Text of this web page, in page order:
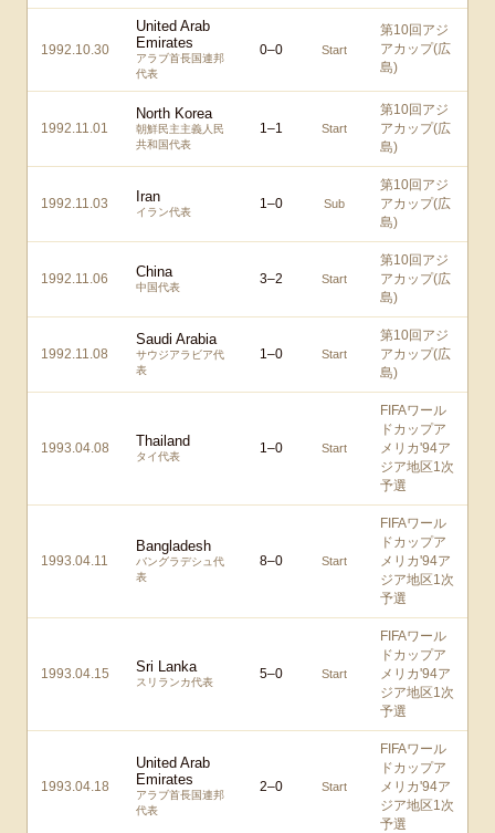
1992.10.30
United Arab
Emirates
アラブ首長国連邦
代表
0–0 Start
第10回アジ
アカップ(広
島)
1992.11.01
North Korea
朝鮮民主主義人民
共和国代表
1–1 Start
第10回アジ
アカップ(広
島)
1992.11.03 Iran
イラン代表
1–0 Sub
第10回アジ
アカップ(広
島)
1992.11.06 China
中国代表
3–2 Start
第10回アジ
アカップ(広
島)
1992.11.08
Saudi Arabia
サウジアラビア代
表
1–0 Start
第10回アジ
アカップ(広
島)
1993.04.08 Thailand
タイ代表
1–0 Start
FIFAワール
ドカップア
メリカ'94ア
ジア地区1次
予選
1993.04.11
Bangladesh
バングラデシュ代
表
8–0 Start
FIFAワール
ドカップア
メリカ'94ア
ジア地区1次
予選
1993.04.15 Sri Lanka
スリランカ代表
5–0 Start
FIFAワール
ドカップア
メリカ'94ア
ジア地区1次
予選
1993.04.18
United Arab
Emirates
アラブ首長国連邦
代表
2–0 Start
FIFAワール
ドカップア
メリカ'94ア
ジア地区1次
予選